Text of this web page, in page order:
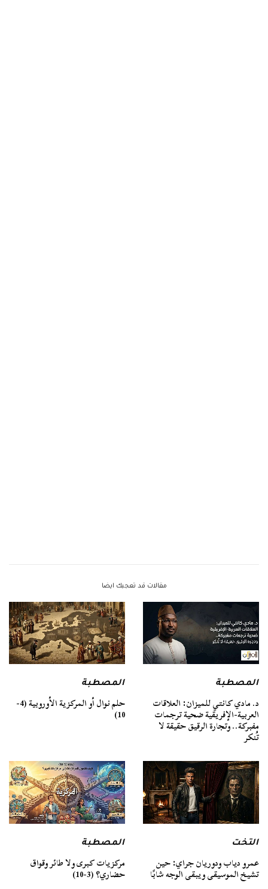
مقالات قد تعجبك ايضا
المصطبة
د. مادي كانتي للميزان: العلاقات
العربية-الإفريقية ضحية ترجمات
مفبركة.. وتجارة الرقيق حقيقة لا
تُنكر
المصطبة
حلم نوال أو المركزية الأوروبية (4-
10)
التخت
عمرو دياب ودوريان جراي: حين
تشيخ الموسيقى ويبقى الوجه شابًا
المصطبة
مركزيات كبرى ولا طائر وقواق
حضاري؟ (3-10)